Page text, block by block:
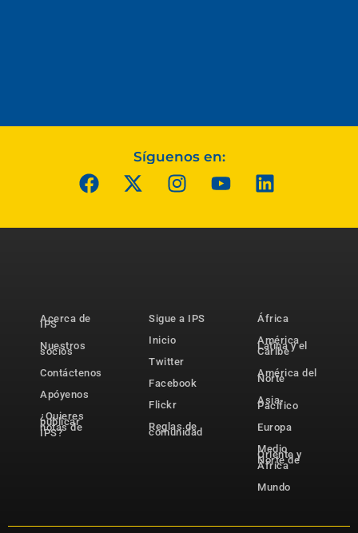
Síguenos en:
Acerca de
IPS
Nuestros
socios
Contáctenos
Apóyenos
¿Quieres
publicar
notas de
IPS?
Sigue a IPS
Inicio
Twitter
Facebook
Flickr
Reglas de
comunidad
África
América
Latina y el
Caribe
América del
Norte
Asia-
Pacífico
Europa
Medio
Oriente y
Norte de
África
Mundo